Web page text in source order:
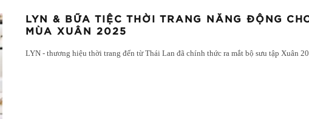
LYN & BỮA TIỆC THỜI TRANG NĂNG ĐỘNG
MÙA XUÂN 2025
LYN - thương hiệu thời trang đến từ Thái Lan đã chính thức ra mắt bộ sưu tập Xuân